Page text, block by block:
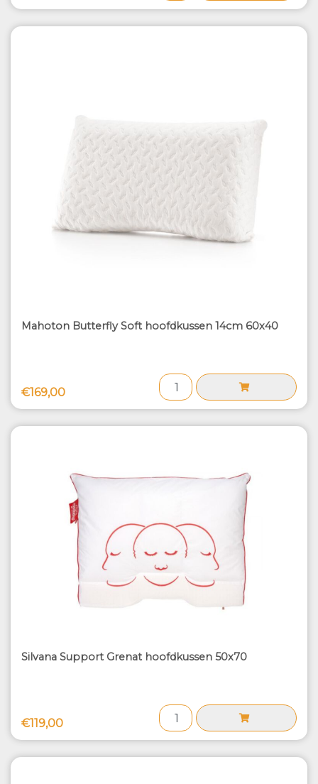
Mahoton Butterfly Soft hoofdkussen 14cm 60x40
€169,00
Silvana Support Grenat hoofdkussen 50x70
€119,00